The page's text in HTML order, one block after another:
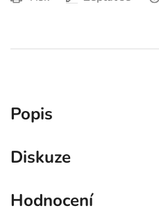
Popis
Diskuze
Hodnocení